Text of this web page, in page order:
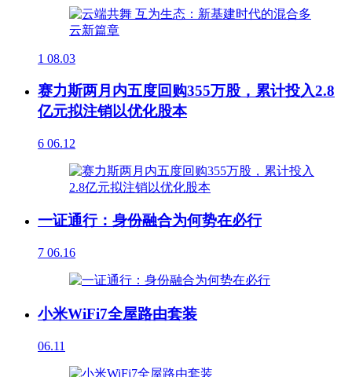
1 08.03
赛力斯两月内五度回购355万股，累计投入2.8
亿元拟注销以优化股本
6 06.12
一证通行：身份融合为何势在必行
7 06.16
小米WiFi7全屋路由套装
06.11